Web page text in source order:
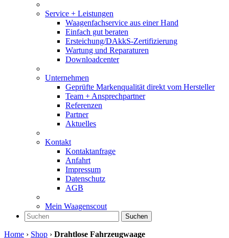
Service + Leistungen
Waagenfachservice aus einer Hand
Einfach gut beraten
Ersteichung/DAkkS-Zertifizierung
Wartung und Reparaturen
Downloadcenter
Unternehmen
Geprüfte Markenqualität direkt vom Hersteller
Team + Ansprechpartner
Referenzen
Partner
Aktuelles
Kontakt
Kontaktanfrage
Anfahrt
Impressum
Datenschutz
AGB
Mein Waagenscout
Suchen
Home › Shop › Drahtlose Fahrzeugwaage